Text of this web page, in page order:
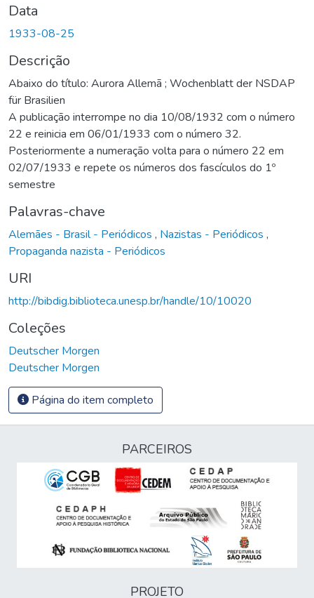
Data
1933-08-25
Descrição
Abaixo do título: Aurora Allemã ; Wochenblatt der NSDAP
für Brasilien
A publicação interrompe no dia 10/08/1932 com o número
22 e reinicia em 06/01/1933 com o número 32.
Posteriormente a numeração volta para o número 22 em
02/07/1933 e repete os números dos fascículos do 1º
semestre
Palavras-chave
Alemães - Brasil - Periódicos , Nazistas - Periódicos ,
Propaganda nazista - Periódicos
URI
http://bibdig.biblioteca.unesp.br/handle/10/10020
Coleções
Deutscher Morgen
Deutscher Morgen
Página do item completo
PARCEIROS
PROJETO